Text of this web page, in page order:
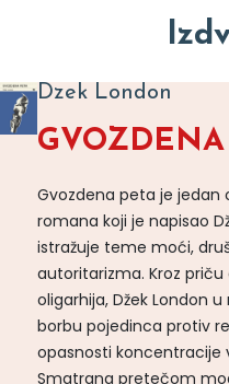
Dzek London
GVOZDENA
Gvozdena peta je jedan
romana koji je napisao
istražuje teme moći,
autoritarizma. Kroz
oligarhija, Džek London
borbu pojedinca protiv
opasnosti koncentracije
Smatrana pretečom